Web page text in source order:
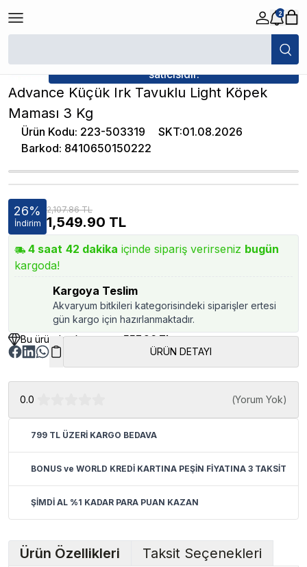
2
/ Advance Küçük Irk Tavuklu Light Köpek
satıcısıdır.
Advance Küçük Irk Tavuklu Light Köpek
Maması 3 Kg
Ürün Kodu: 223-503319 SKT:01.08.2026
Barkod: 8410650150222
26%
İndirim
2,107.86 TL
1,549.90 TL
4 saat 42 dakika içinde sipariş verirseniz bugün
kargoda!
Kargoya Teslim
Akvaryum bitkileri kategorisindeki siparişler ertesi
gün kargo için hazırlanmaktadır.
Bu üründen kazancınız557.96 TL
ÜRÜN DETAYI
0.0 (Yorum Yok)
799 TL ÜZERİ KARGO BEDAVA
BONUS ve WORLD KREDİ KARTINA PEŞİN FİYATINA 3 TAKSİT
ŞİMDİ AL %1 KADAR PARA PUAN KAZAN
Ürün Özellikleri Taksit Seçenekleri